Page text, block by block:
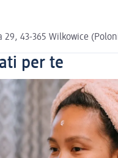
29, 43-365 Wilkowice
per te